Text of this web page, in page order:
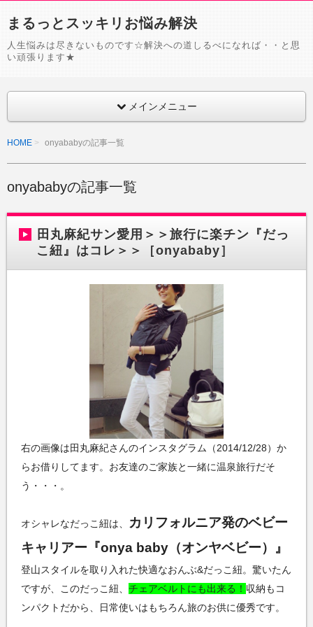
まるっとスッキリお悩み解決
人生悩みは尽きないものです☆解決への道しるべになれば・・と思
い頑張ります★
メインメニュー
HOME onyababyの記事一覧
onyababyの記事一覧
田丸麻紀サン愛用＞＞旅行に楽チン『だっ
こ紐』はコレ＞＞［onyababy］
右の画像は田丸麻紀さんのインスタグラム（2014/12/28）か
らお借りしてます。お友達のご家族と一緒に温泉旅行だそ
う・・・。
オシャレなだっこ紐は、
カリフォルニア発のベビー
キャリアー『onya baby（オンヤベビー）』
登山スタイルを取り入れた快適なおんぶ&だっこ紐。驚いたん
ですが、このだっこ紐、 チェアベルトにも出来る！ 収納もコ
ンパクトだから、日常使いはもちろん旅のお供に優秀です。